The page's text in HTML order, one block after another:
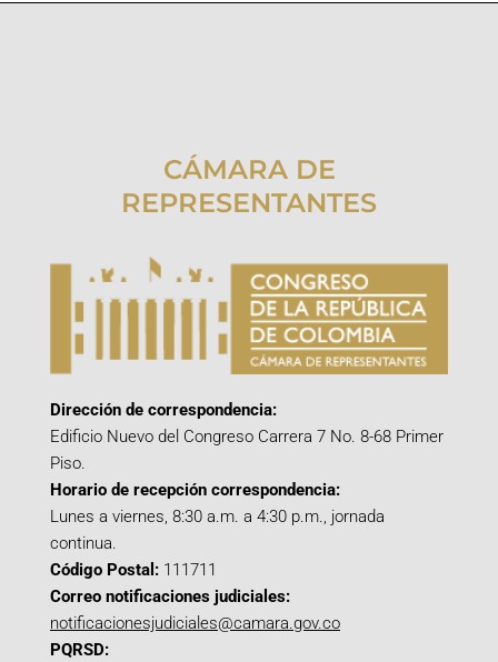
CÁMARA DE
REPRESENTANTES
Dirección de correspondencia:
Edificio Nuevo del Congreso Carrera 7 No. 8-68 Primer
Piso.
Horario de recepción correspondencia:
Lunes a viernes, 8:30 a.m. a 4:30 p.m., jornada
continua.
Código Postal: 111711
Correo notificaciones judiciales:
notificacionesjudiciales@camara.gov.co
PQRSD: